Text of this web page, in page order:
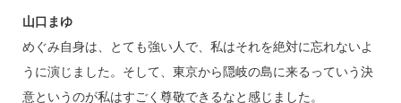
山口まゆ
めぐみ自身は、とても強い人で、私はそれを絶対に忘れないよ
うに演じました。そして、東京から隠岐の島に来るっていう決
意というのが私はすごく尊敬できるなと感じました。